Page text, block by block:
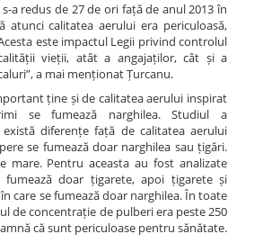
a redus de 27 de ori față de anul 2013 în
atunci calitatea aerului era periculoasă,
este impactul Legii privind controlul
vieții, atât a angajaților, cât și a
a mai menționat Țurcanu.
ține și de calitatea aerului inspirat
se fumează narghilea. Studiul a
diferențe față de calitatea aerului
se fumează doar narghilea sau țigări.
mare. Pentru aceasta au fost analizate
doar țigarete, apoi țigarete și
care se fumează doar narghilea. În toate
de concentrație de pulberi era peste 250
că sunt periculoase pentru sănătate.